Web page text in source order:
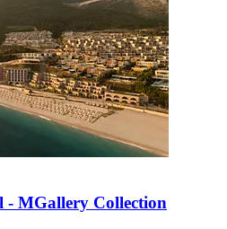
- MGallery Collection